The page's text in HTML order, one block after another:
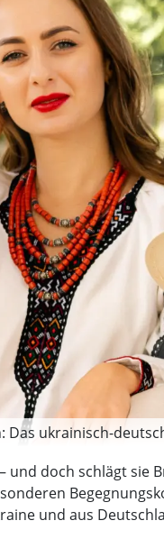
ukrainisch-
und doch schlägt sie
und aus